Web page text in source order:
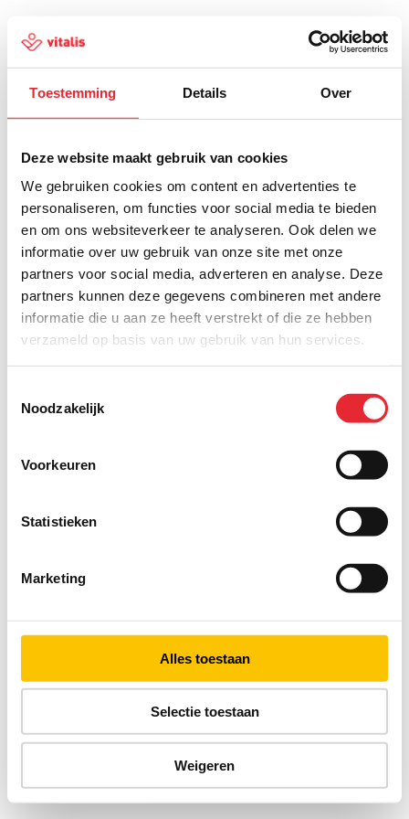
Toestemming Details Over
Deze website maakt gebruik van cookies
We gebruiken cookies om content en advertenties te
personaliseren, om functies voor social media te bieden
en om ons websiteverkeer te analyseren. Ook delen we
informatie over uw gebruik van onze site met onze
partners voor social media, adverteren en analyse. Deze
partners kunnen deze gegevens combineren met andere
informatie die u aan ze heeft verstrekt of die ze hebben
verzameld op basis van uw gebruik van hun services.
Noodzakelijk
Voorkeuren
Statistieken
Marketing
Alles toestaan
Selectie toestaan
Weigeren
500
Er is iets fout gegaan
Probeer het later opnieuw of ga terug naar de
homepagina.